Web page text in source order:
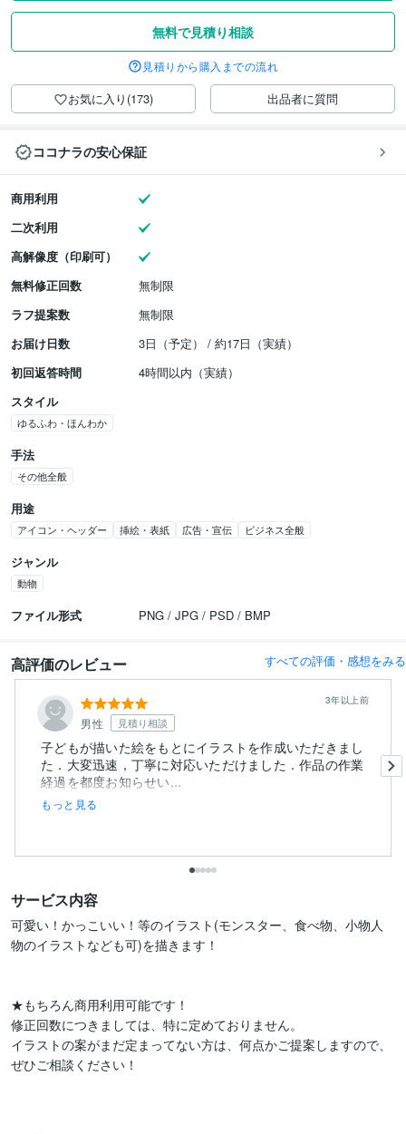
無料で見積り相談
見積りから購入までの流れ
お気に入り(173) 出品者に質問
ココナラの安心保証
商用利用
二次利用
高解像度（印刷可）
無料修正回数
無制限
ラフ提案数
無制限
お届け日数
3日（予定） / 約17日（実績）
初回返答時間
4時間以内（実績）
スタイル
ゆるふわ・ほんわか
手法
その他全般
用途
アイコン・ヘッダー 挿絵・表紙 広告・宣伝 ビジネス全般
ジャンル
動物
ファイル形式 PNG / JPG / PSD / BMP
高評価のレビュー すべての評価・感想をみる
男性 見積り相談
3年以上前
子どもが描いた絵をもとにイラストを作成いただきまし
た．大変迅速，丁寧に対応いただけました．作品の作業
経過を都度お知らせい...
もっと見る
サービス内容
可愛い！かっこいい！等のイラスト(モンスター、食べ物、小物人
物のイラストなども可)を描きます！
★もちろん商用利用可能です！
修正回数につきましては、特に定めておりません。
イラストの案がまだ定まってない方は、何点かご提案しますので、
ぜひご相談ください！